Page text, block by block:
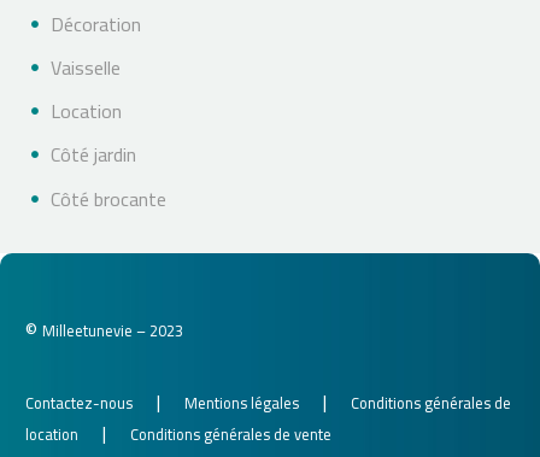
Décoration
Vaisselle
Location
Côté jardin
Côté brocante
© Milleetunevie – 2023
Contactez-nous | Mentions légales |
Conditions générales de
location
| Conditions générales de vente